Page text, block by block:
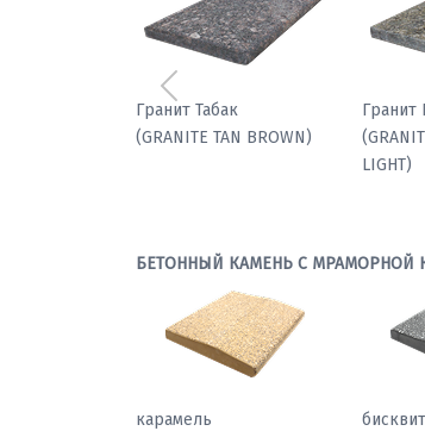
Мрамор паллодио
Гранит
Предыдущий
БЕТОННЫЙ КАМЕНЬ С МРАМОРНОЙ
карамель бисквит